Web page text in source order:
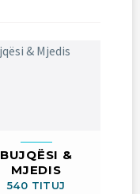
BUJQËSI &
MJEDIS
540 TITUJ